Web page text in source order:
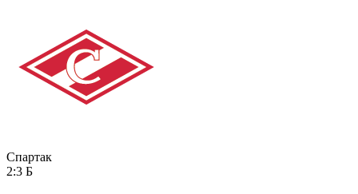
Спартак
2:3 Б